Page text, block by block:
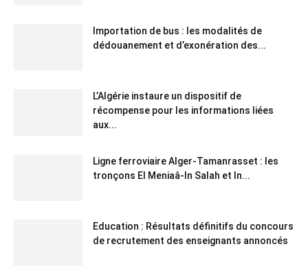
Importation de bus : les modalités de
dédouanement et d’exonération des...
L’Algérie instaure un dispositif de
récompense pour les informations liées
aux...
Ligne ferroviaire Alger-Tamanrasset : les
tronçons El Meniaâ-In Salah et In...
Education : Résultats définitifs du concours
de recrutement des enseignants annoncés